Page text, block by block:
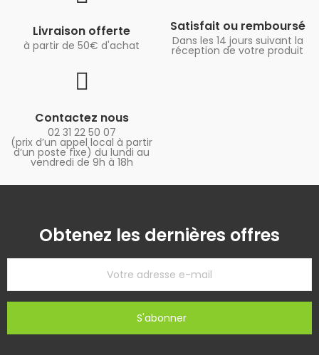
Livraison offerte
à partir de 50€ d'achat
Satisfait ou remboursé
Dans les 14 jours suivant la
réception de votre produit
Contactez nous
02 31 22 50 07
(prix d’un appel local à partir
d’un poste fixe) du lundi au
vendredi de 9h à 18h
Obtenez les dernières offres
S'abonner